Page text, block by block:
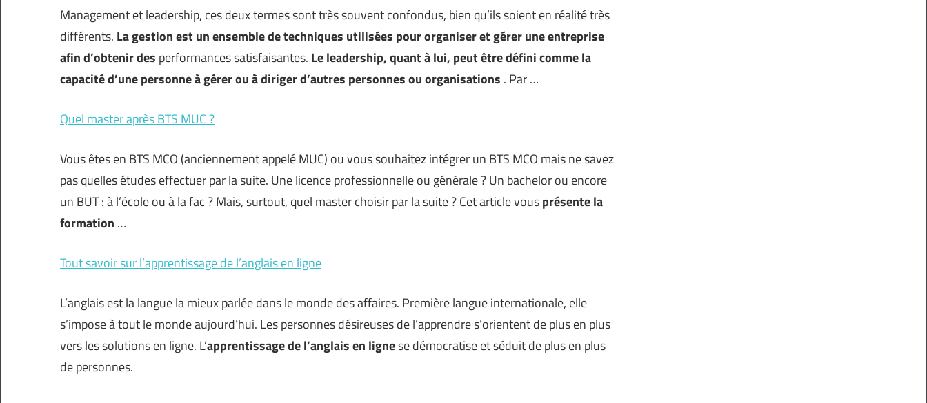
Management et leadership, ces deux termes sont très souvent confondus, bien qu’ils soient en réalité très
différents. La gestion est un ensemble de techniques utilisées pour organiser et gérer une entreprise
afin d’obtenir des performances satisfaisantes. Le leadership, quant à lui, peut être défini comme la
capacité d’une personne à gérer ou à diriger d’autres personnes ou organisations . Par …
Quel master après BTS MUC ?
Vous êtes en BTS MCO (anciennement appelé MUC) ou vous souhaitez intégrer un BTS MCO mais ne savez
pas quelles études effectuer par la suite. Une licence professionnelle ou générale ? Un bachelor ou encore
un BUT : à l’école ou à la fac ? Mais, surtout, quel master choisir par la suite ? Cet article vousprésente la
formation …
Tout savoir sur l’apprentissage de l’anglais en ligne
L’anglais est la langue la mieux parlée dans le monde des affaires. Première langue internationale, elle
s’impose à tout le monde aujourd’hui. Les personnes désireuses de l’apprendre s’orientent de plus en plus
vers les solutions en ligne. L’apprentissage de l’anglais en lignese démocratise et séduit de plus en plus
de personnes.